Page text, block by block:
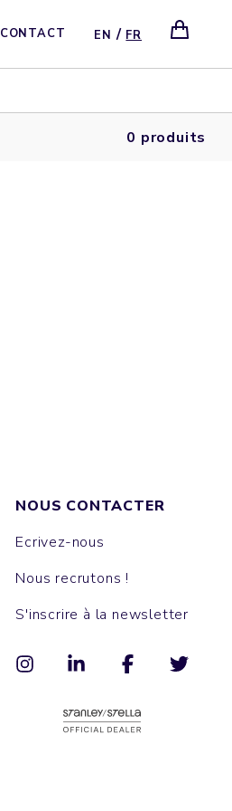
CONTACT EN / FR
0 produits
NOUS CONTACTER
Ecrivez-nous
Nous recrutons !
S'inscrire à la newsletter